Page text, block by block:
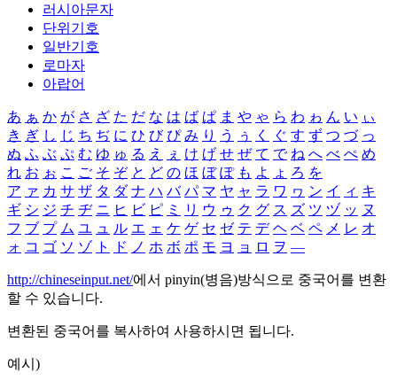
러시아문자
단위기호
일반기호
로마자
아랍어
あ ぁ か が さ ざ た だ な は ば ぱ ま や ゃ ら わ ゎ ん い ぃ
き ぎ し じ ち ぢ に ひ び ぴ み り う ぅ く ぐ す ず つ づ っ
ぬ ふ ぶ ぷ む ゆ ゅ る え ぇ け げ せ ぜ て で ね へ べ ぺ め
れ お ぉ こ ご そ ぞ と ど の ほ ぼ ぽ も よ ょ ろ を
ア ァ カ サ ザ タ ダ ナ ハ バ パ マ ヤ ャ ラ ワ ヮ ン イ ィ キ
ギ シ ジ チ ヂ ニ ヒ ビ ピ ミ リ ウ ゥ ク グ ス ズ ツ ヅ ッ ヌ
フ ブ プ ム ユ ュ ル エ ェ ケ ゲ セ ゼ テ デ ヘ ベ ペ メ レ オ
ォ コ ゴ ソ ゾ ト ド ノ ホ ボ ポ モ ヨ ョ ロ ヲ ―
http://chineseinput.net/에서 pinyin(병음)방식으로 중국어를 변환
할 수 있습니다.
변환된 중국어를 복사하여 사용하시면 됩니다.
예시)